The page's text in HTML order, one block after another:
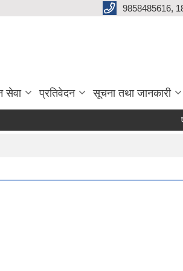
9858485616,
सेवा प्रतिवेदन सूचना तथा जानकारी